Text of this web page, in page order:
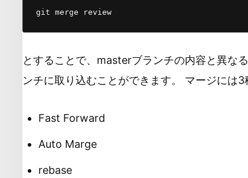
とすることで、masterブランチの内容と異な
ンチに取り込むことができます。 マージには3
Fast Forward
Auto Marge
rebase